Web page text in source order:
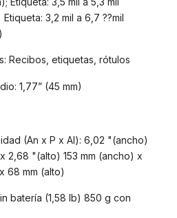
3,2 mil a 6,7 ??mil
Recibos, etiquetas, rótulos
1,77” (45 mm)
(An x P x Al): 6,02 "(ancho)
2,68 "(alto) 153 mm (ancho) x
68 mm (alto)
batería (1,58 lb) 850 g con